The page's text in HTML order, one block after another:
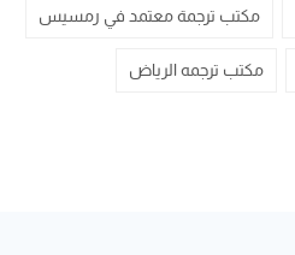
مكتب ترجمة معتمد في رمسيس
مكتب ترجمه الرياض